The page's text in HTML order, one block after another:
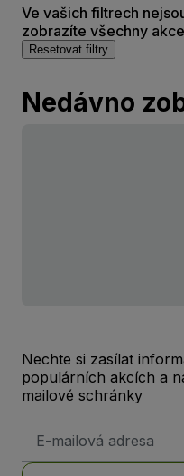
Ve vašich filtrech
zobrazíte všechny
Resetovat filtry
Nedávno
Nechte si zasílat
populárních akcích a
mailové schránky
adresa